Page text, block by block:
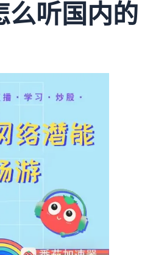
么听国内的